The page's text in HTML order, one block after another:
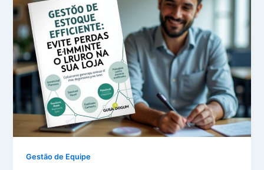
Gestão de Equipe